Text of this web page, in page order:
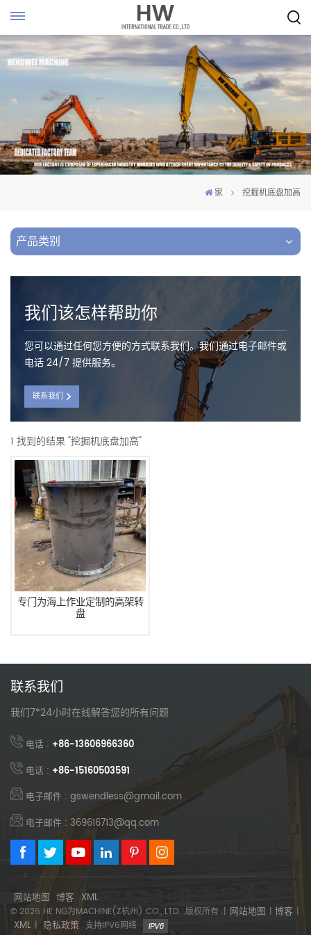
家 挖掘机底盘加高
产品类别
我们该怎样帮助你
您可以通过任何您方便的方式联系我们。我们通过电子邮件或
电话 24/7 提供服务。
联系我们
1 找到的结果 "挖掘机底盘加高"
专门为海上作业定制的高架转
盘
联系我们
我们7*24小时在线解答您的所有问题
电话 : +86-13606966360
电话 : +86-15160503591
电子邮件 : gswendless@gmail.com
电子邮件 : 369616713@qq.com
网站地图 博客 XML
© 2026 HE NG为MACHINE(Z杭州) CO., LTD. .版权所有 .| 网站地图 | 博客 |
XML | 隐私政策 支持IPV6网络